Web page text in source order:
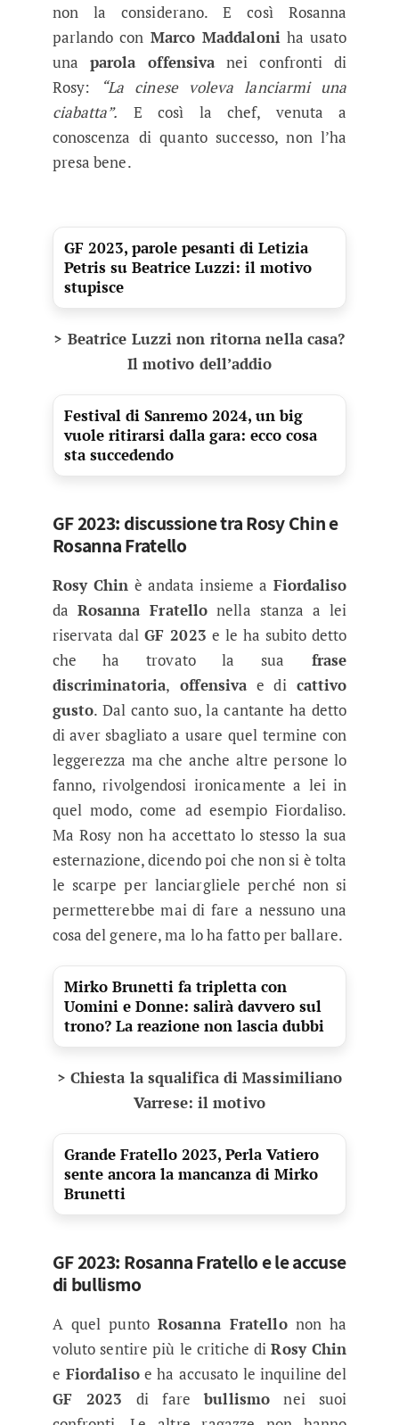
non la considerano. E così Rosanna
parlando con Marco Maddaloniha usato
una parola offensivanei confronti di
Rosy:
“La cinese voleva lanciarmi una
ciabatta”. E così la chef, venuta a
conoscenza di quanto successo, non l’ha
presa bene.
GF 2023, parole pesanti di Letizia
Petris su Beatrice Luzzi: il motivo
stupisce
> Beatrice Luzzi non ritorna nella casa?
Il motivo dell’addio
Festival di Sanremo 2024, un big
vuole ritirarsi dalla gara: ecco cosa
sta succedendo
GF 2023: discussione tra Rosy Chin e
Rosanna Fratello
Rosy Chin è andata insieme a Fiordaliso
da Rosanna Fratello nella stanza a lei
riservata dalGF 2023 e le ha subito detto
che ha trovato la sua frase
discriminatoria, offensivae dicattivo
gusto. Dal canto suo, la cantante ha detto
di aver sbagliato a usare quel termine con
leggerezza ma che anche altre persone lo
fanno, rivolgendosi ironicamente a lei in
quel modo, come ad esempio Fiordaliso.
Ma Rosy non ha accettato lo stesso la sua
esternazione, dicendo poi che non si è tolta
le scarpe per lanciargliele perché non si
permetterebbe mai di fare a nessuno una
cosa del genere, ma lo ha fatto per ballare.
Mirko Brunetti fa tripletta con
Uomini e Donne: salirà davvero sul
trono? La reazione non lascia dubbi
> Chiesta la squalifica di Massimiliano
Varrese: il motivo
Grande Fratello 2023, Perla Vatiero
sente ancora la mancanza di Mirko
Brunetti
GF 2023: Rosanna Fratello e le accuse
di bullismo
A quel punto Rosanna Fratellonon ha
voluto sentire più le critiche diRosy Chin
e Fiordalisoe ha accusato le inquiline del
GF 2023 di farebullismo nei suoi